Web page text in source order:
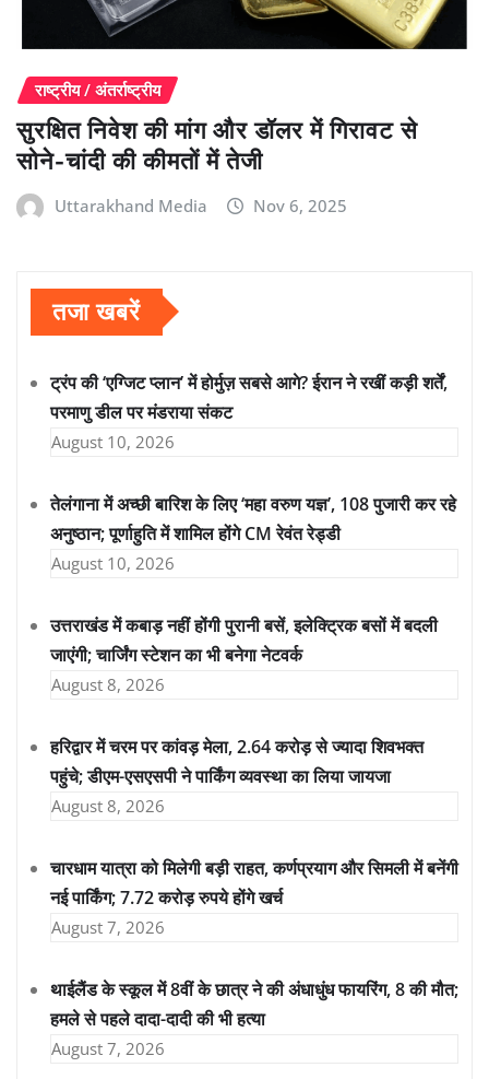
राष्ट्रीय / अंतर्राष्ट्रीय
सुरक्षित निवेश की मांग और डॉलर में गिरावट से
सोने-चांदी की कीमतों में तेजी
Uttarakhand Media Nov 6, 2025
तजा खबरें
ट्रंप की ‘एग्जिट प्लान’ में होर्मुज़ सबसे आगे? ईरान ने रखीं कड़ी शर्तें,
परमाणु डील पर मंडराया संकट
August 10, 2026
तेलंगाना में अच्छी बारिश के लिए ‘महा वरुण यज्ञ’, 108 पुजारी कर रहे
अनुष्ठान; पूर्णाहुति में शामिल होंगे CM रेवंत रेड्डी
August 10, 2026
उत्तराखंड में कबाड़ नहीं होंगी पुरानी बसें, इलेक्ट्रिक बसों में बदली
जाएंगी; चार्जिंग स्टेशन का भी बनेगा नेटवर्क
August 8, 2026
हरिद्वार में चरम पर कांवड़ मेला, 2.64 करोड़ से ज्यादा शिवभक्त
पहुंचे; डीएम-एसएसपी ने पार्किंग व्यवस्था का लिया जायजा
August 8, 2026
चारधाम यात्रा को मिलेगी बड़ी राहत, कर्णप्रयाग और सिमली में बनेंगी
नई पार्किंग; 7.72 करोड़ रुपये होंगे खर्च
August 7, 2026
थाईलैंड के स्कूल में 8वीं के छात्र ने की अंधाधुंध फायरिंग, 8 की मौत;
हमले से पहले दादा-दादी की भी हत्या
August 7, 2026